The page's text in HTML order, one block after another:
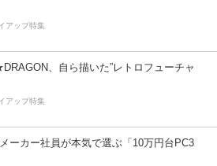
アップ特集
、自ら描いた”レトロフューチャ
アップ特集
ーカー社員が本気で選ぶ「10万円台PC3